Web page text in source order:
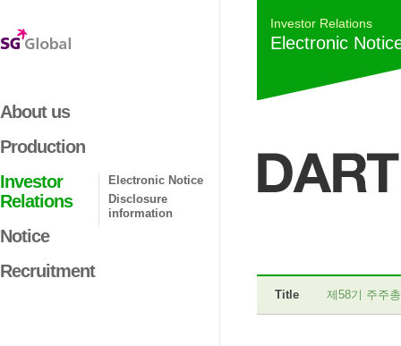
About us
Production
Investor
Relations
Notice
Recruitment
Electronic Notice
Disclosure
information
Investor Relations
Electronic
Title 제58기 주주